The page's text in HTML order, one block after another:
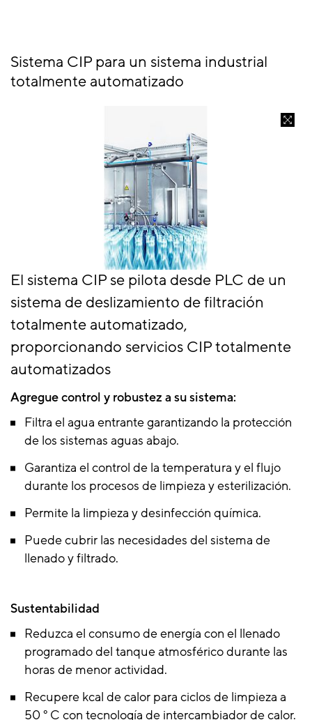
Sistema CIP para un sistema industrial
totalmente automatizado
El sistema CIP se pilota desde PLC de un
sistema de deslizamiento de filtración
totalmente automatizado,
proporcionando servicios CIP totalmente
automatizados
Agregue control y robustez a su sistema:
Filtra el agua entrante garantizando la protección
de los sistemas aguas abajo.
Garantiza el control de la temperatura y el flujo
durante los procesos de limpieza y esterilización.
Permite la limpieza y desinfección química.
Puede cubrir las necesidades del sistema de
llenado y filtrado.
Sustentabilidad
Reduzca el consumo de energía con el llenado
programado del tanque atmosférico durante las
horas de menor actividad.
Recupere kcal de calor para ciclos de limpieza a
50 ° C con tecnología de intercambiador de calor.